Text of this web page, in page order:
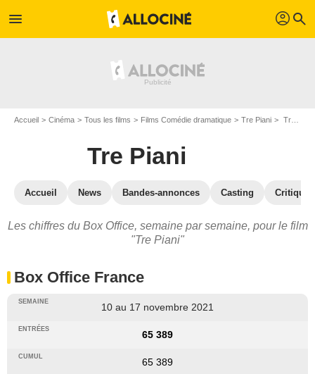
menu profil search
Accueil Cinéma Tous les films Films Comédie dramatique Tre Piani Tre Piani : Box Office
Tre Piani
Accueil News Bandes-annonces Casting
Les chiffres du Box Office, semaine par semaine, pour le film
"Tre Piani"
Box Office France
10 au 17 novembre 2021
65 389
65 389